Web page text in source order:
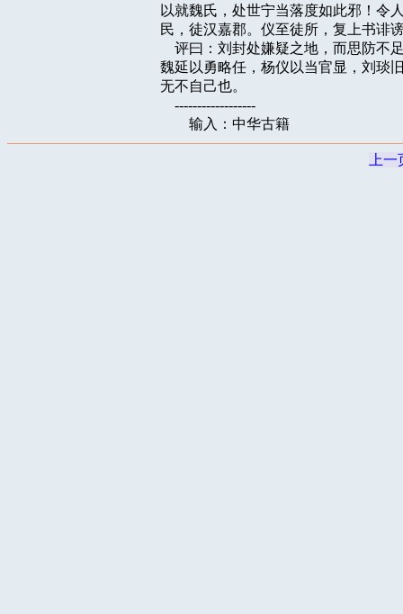
以就魏氏，处世宁当落度如此邪！令
民，徒汉嘉郡。仪至徒所，复上书诽
评曰：刘封处嫌疑之地，而思防
魏延以勇略任，杨仪以当官显，刘琰
无不自己也。
    ------------------
上一